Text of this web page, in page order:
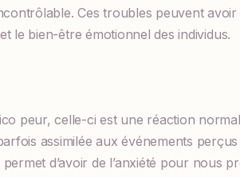
Ces troubles peuvent
le bien-être émotionnel des individus.
peur, celle-ci est une réaction
assimilée aux événements
d’avoir de l’anxiété pour nous